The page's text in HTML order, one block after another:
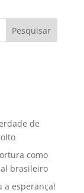
Pesquisar
de
como
brasileiro
a esperança!